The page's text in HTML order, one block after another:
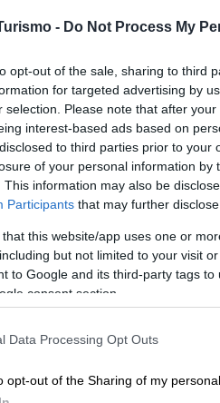
- Do Not Process My
opt-out of the sale, sharing to third
for targeted advertising by
selection. Please note that after
interest-based ads based on
to third parties prior to
of your personal information by
This information may also be
Participants that may further
that this website/app uses one or
but not limited to your visit
to Google and its third-party tags
consent section.
Data Processing Opt Outs
opt-out of the Sharing of my personal
0
Cratere di
dove è
vederlo?